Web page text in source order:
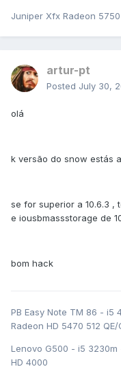
Juniper Xfx Radeon 5750
artur-pt
Posted July 30,
olá
k versão do snow estás
se for superior a 10.6.3 ,
e iousbmassstorage de
bom hack
PB Easy Note TM 86 - i5
Radeon HD 5470 512 QE/
Lenovo G500 - i5
HD 4000